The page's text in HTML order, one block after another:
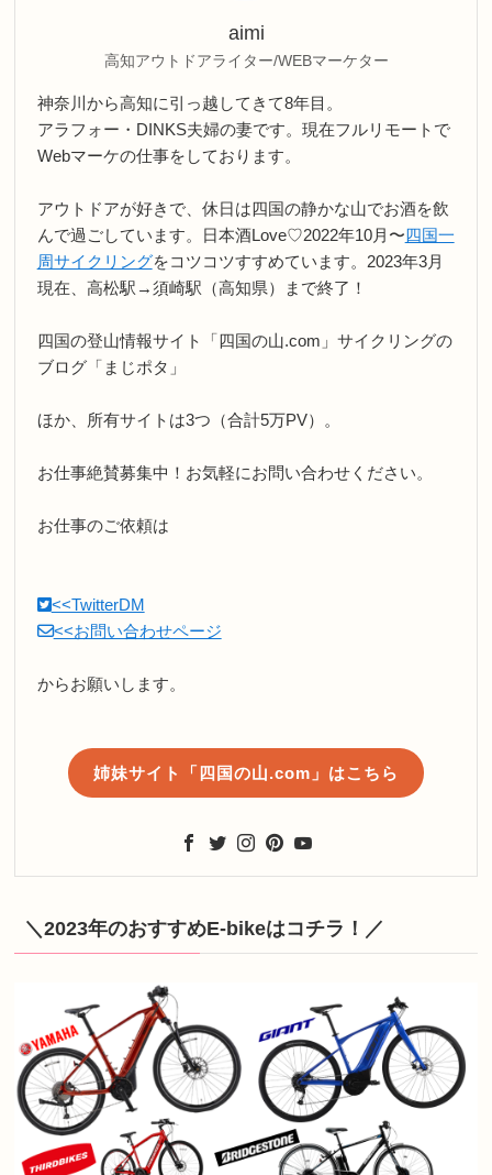
aimi
高知アウトドアライター/WEBマーケター
神奈川から高知に引っ越してきて8年目。
アラフォー・DINKS夫婦の妻です。現在フルリモートで
Webマーケの仕事をしております。
アウトドアが好きで、休日は四国の静かな山でお酒を飲
んで過ごしています。日本酒Love♡2022年10月〜四国一
周サイクリングをコツコツすすめています。2023年3月
現在、高松駅→須崎駅（高知県）まで終了！
四国の登山情報サイト「四国の山.com」サイクリングの
ブログ「まじポタ」
ほか、所有サイトは3つ（合計5万PV）。
お仕事絶賛募集中！お気軽にお問い合わせください。
お仕事のご依頼は
<<TwitterDM
<<お問い合わせページ
からお願いします。
姉妹サイト「四国の山.com」はこちら
＼2023年のおすすめE-bikeはコチラ！／